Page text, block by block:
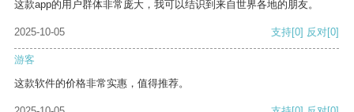
这款app的用户群体非常庞大，我可以结识到来自世界各地的朋友。
2025-10-05 支持[0] 反对[0]
游客
这款软件的价格非常实惠，值得推荐。